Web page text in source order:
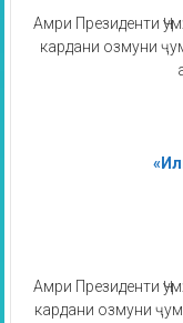
Амри Президенти
кардани озмуни
Амри Президенти
кардани озмуни